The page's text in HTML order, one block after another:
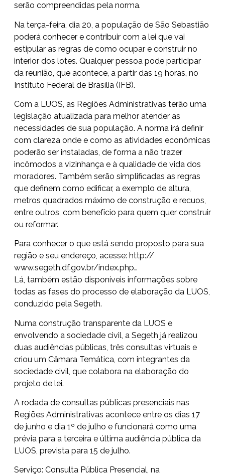
serão compreendidas pela norma.
Na terça-feira, dia 20, a população de São Sebastião
poderá conhecer e contribuir com a lei que vai
estipular as regras de como ocupar e construir no
interior dos lotes. Qualquer pessoa pode participar
da reunião, que acontece, a partir das 19 horas, no
Instituto Federal de Brasília (IFB).
Com a LUOS, as Regiões Administrativas terão uma
legislação atualizada para melhor atender as
necessidades de sua população. A norma irá definir
com clareza onde e como as atividades econômicas
poderão ser instaladas, de forma a não trazer
incômodos a vizinhança e à qualidade de vida dos
moradores. Também serão simplificadas as regras
que definem como edificar, a exemplo de altura,
metros quadrados máximo de construção e recuos,
entre outros, com benefício para quem quer construir
ou reformar.
Para conhecer o que está sendo proposto para sua
região e seu endereço, acesse: http://
www.segeth.df.gov.br/index.php…
Lá, também estão disponíveis informações sobre
todas as fases do processo de elaboração da LUOS,
conduzido pela Segeth.
Numa construção transparente da LUOS e
envolvendo a sociedade civil, a Segeth já realizou
duas audiências públicas, três consultas virtuais e
criou um Câmara Temática, com integrantes da
sociedade civil, que colabora na elaboração do
projeto de lei.
A rodada de consultas públicas presenciais nas
Regiões Administrativas acontece entre os dias 17
de junho e dia 1º de julho e funcionará como uma
prévia para a terceira e última audiência pública da
LUOS, prevista para 15 de julho.
Serviço: Consulta Pública Presencial, na